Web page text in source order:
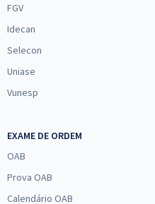
FGV
Idecan
Selecon
Uniase
Vunesp
EXAME DE ORDEM
OAB
Prova OAB
Calendário OAB